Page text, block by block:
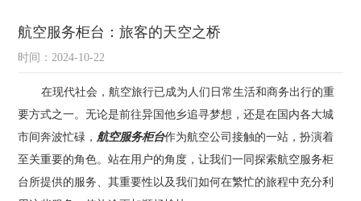
航空服务柜台：旅客的天空之桥
时间：2024-10-22
在现代社会，航空旅行已成为人们日常生活和商务出行的重
要方式之一。无论是前往异国他乡追寻梦想，还是在国内各大城
市间奔波忙碌， 航空服务柜台作为航空公司接触的一站，扮演着
至关重要的角色。站在用户的角度，让我们一同探索航空服务柜
台所提供的服务、其重要性以及我们如何在繁忙的旅程中充分利